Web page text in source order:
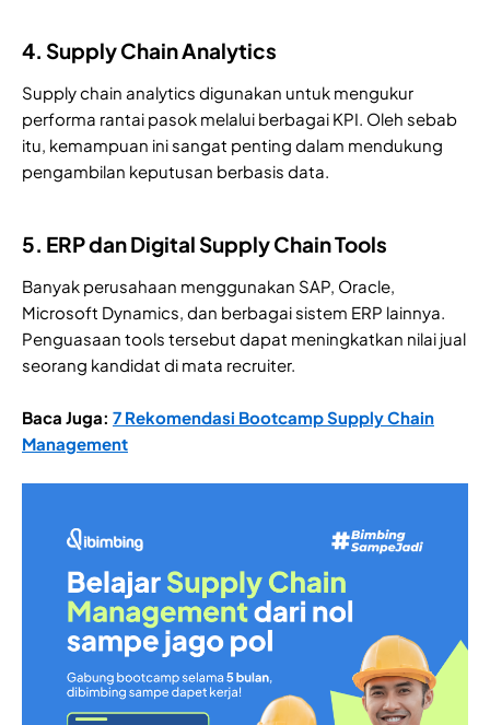
4. Supply Chain Analytics
Supply chain analytics digunakan untuk mengukur
performa rantai pasok melalui berbagai KPI. Oleh sebab
itu, kemampuan ini sangat penting dalam mendukung
pengambilan keputusan berbasis data.
5. ERP dan Digital Supply Chain Tools
Banyak perusahaan menggunakan SAP, Oracle,
Microsoft Dynamics, dan berbagai sistem ERP lainnya.
Penguasaan tools tersebut dapat meningkatkan nilai jual
seorang kandidat di mata recruiter.
Baca Juga: 7 Rekomendasi Bootcamp Supply Chain
Management